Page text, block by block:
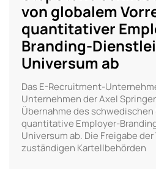
von globalem
quantitativer
Branding-
Universum ab
Das E-Recruitment-
Unternehmen der Axel
Übernahme des
quantitative Employer-
Universum ab. Die Freigabe
zuständigen Kartellbehörden